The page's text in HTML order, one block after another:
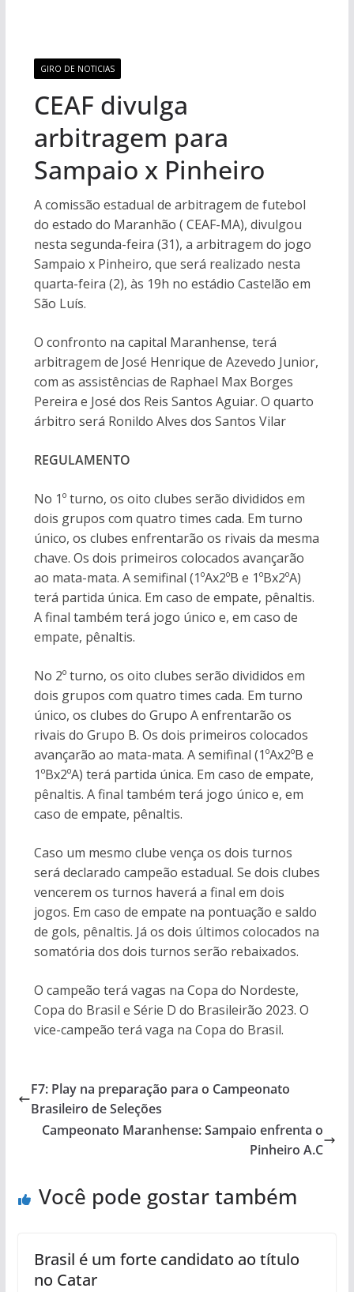
GIRO DE NOTICIAS
CEAF divulga
arbitragem para
Sampaio x Pinheiro
A comissão estadual de arbitragem de futebol
do estado do Maranhão ( CEAF-MA), divulgou
nesta segunda-feira (31), a arbitragem do jogo
Sampaio x Pinheiro, que será realizado nesta
quarta-feira (2), às 19h no estádio Castelão em
São Luís.
O confronto na capital Maranhense, terá
arbitragem de José Henrique de Azevedo Junior,
com as assistências de Raphael Max Borges
Pereira e José dos Reis Santos Aguiar. O quarto
árbitro será Ronildo Alves dos Santos Vilar
REGULAMENTO
No 1º turno, os oito clubes serão divididos em
dois grupos com quatro times cada. Em turno
único, os clubes enfrentarão os rivais da mesma
chave. Os dois primeiros colocados avançarão
ao mata-mata. A semifinal (1ºAx2ºB e 1ºBx2ºA)
terá partida única. Em caso de empate, pênaltis.
A final também terá jogo único e, em caso de
empate, pênaltis.
No 2º turno, os oito clubes serão divididos em
dois grupos com quatro times cada. Em turno
único, os clubes do Grupo A enfrentarão os
rivais do Grupo B. Os dois primeiros colocados
avançarão ao mata-mata. A semifinal (1ºAx2ºB e
1ºBx2ºA) terá partida única. Em caso de empate,
pênaltis. A final também terá jogo único e, em
caso de empate, pênaltis.
Caso um mesmo clube vença os dois turnos
será declarado campeão estadual. Se dois clubes
vencerem os turnos haverá a final em dois
jogos. Em caso de empate na pontuação e saldo
de gols, pênaltis. Já os dois últimos colocados na
somatória dos dois turnos serão rebaixados.
O campeão terá vagas na Copa do Nordeste,
Copa do Brasil e Série D do Brasileirão 2023. O
vice-campeão terá vaga na Copa do Brasil.
F7: Play na preparação para o Campeonato
Brasileiro de Seleções
Campeonato Maranhense: Sampaio enfrenta o
Pinheiro A.C
Você pode gostar também
Brasil é um forte candidato ao título
no Catar